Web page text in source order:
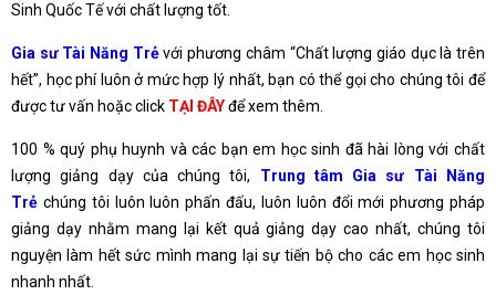
Sinh Quốc Tế với chất lượng tốt.
Gia sư Tài Năng Trẻ với phương châm “Chất lượng giáo dục là trên
hết”, học phí luôn ở mức hợp lý nhất, bạn có thể gọi cho chúng tôi để
được tư vấn hoặc click TẠI ĐÂYđể xem thêm.
100 % quý phụ huynh và các bạn em học sinh đã hài lòng với chất
lượng giảng dạy của chúng tôi, Trung tâm Gia sư Tài Năng
Trẻ chúng tôi luôn luôn phấn đấu, luôn luôn đổi mới phương pháp
giảng dạy nhằm mang lại kết quả giảng dạy cao nhất, chúng tôi
nguyện làm hết sức mình mang lại sự tiến bộ cho các em học sinh
nhanh nhất.